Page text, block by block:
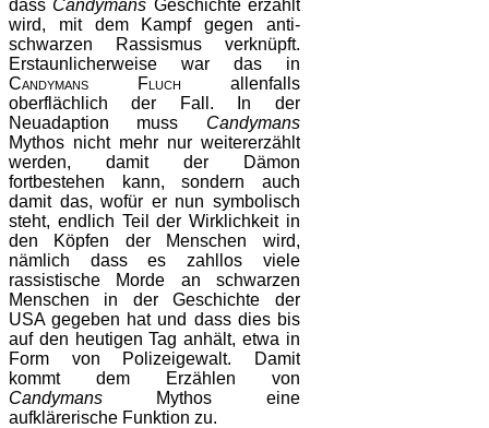
dass Candymans Geschichte erzählt
wird, mit dem Kampf gegen anti-
schwarzen Rassismus verknüpft.
Erstaunlicherweise war das in
Candymans Fluch allenfalls
oberflächlich der Fall. In der
Neuadaption muss Candymans
Mythos nicht mehr nur weitererzählt
werden, damit der Dämon
fortbestehen kann, sondern auch
damit das, wofür er nun symbolisch
steht, endlich Teil der Wirklichkeit in
den Köpfen der Menschen wird,
nämlich dass es zahllos viele
rassistische Morde an schwarzen
Menschen in der Geschichte der
USA gegeben hat und dass dies bis
auf den heutigen Tag anhält, etwa in
Form von Polizeigewalt. Damit
kommt dem Erzählen von
Candymans Mythos eine
aufklärerische Funktion zu.